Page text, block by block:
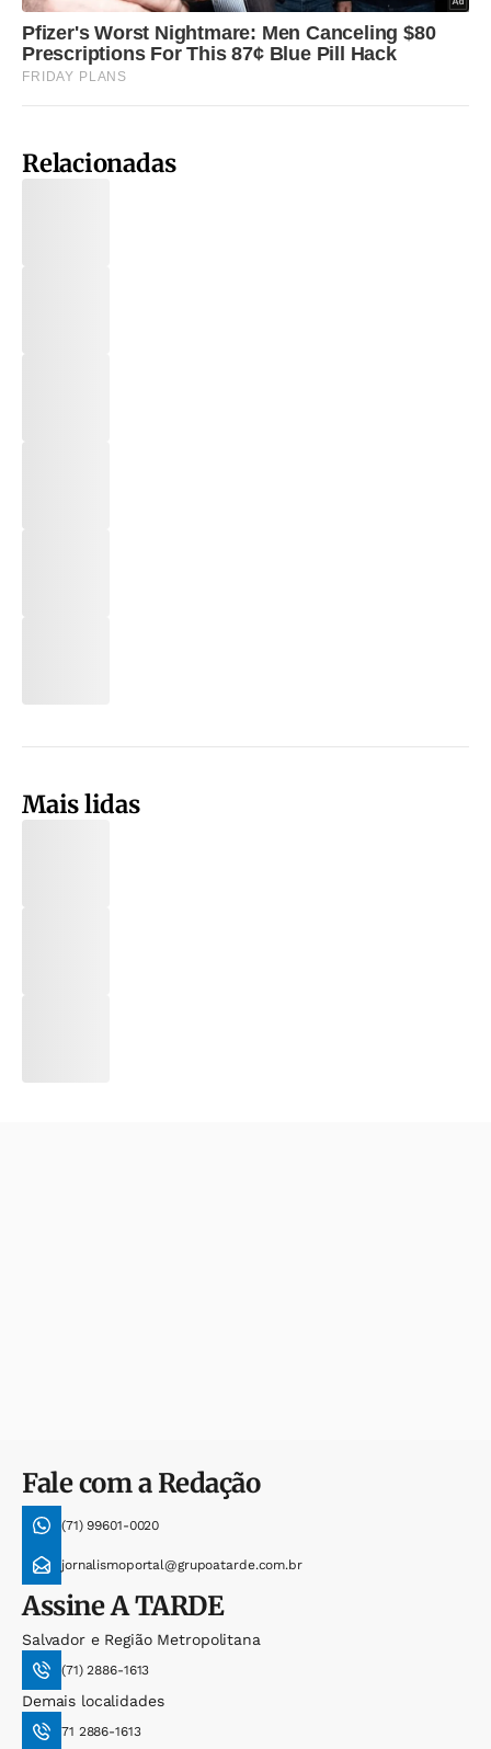
Relacionadas
Mais lidas
Fale com a Redação
(71) 99601-0020
jornalismoportal@grupoatarde.com.br
AssineA TARDE
Salvador e Região Metropolitana
(71) 2886-1613
Demais localidades
71 2886-1613